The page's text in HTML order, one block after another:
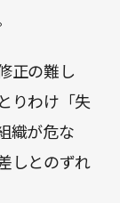
正の難し
りわけ「失
織が危な
しとのずれ